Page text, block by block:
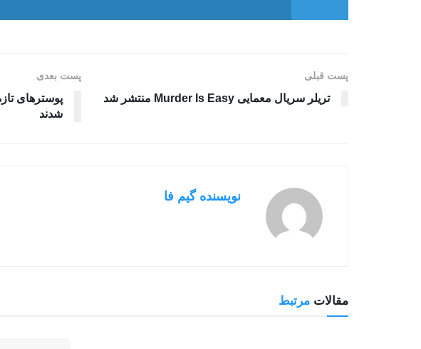
پست قبلی
تریلر سریال معمایی Murder Is Easy منتشر شد
پست بعدی
شدند
نویسنده گیم فا
مقالات مرتبط